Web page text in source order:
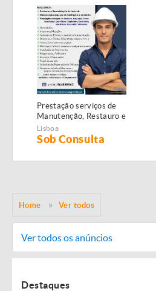
Prestação serviços de
Manutenção, Restauro e
Remodelação de
imóveis!
Lisboa
Sob Consulta
Home Ver todos
Ver todos os anúncios
Destaques